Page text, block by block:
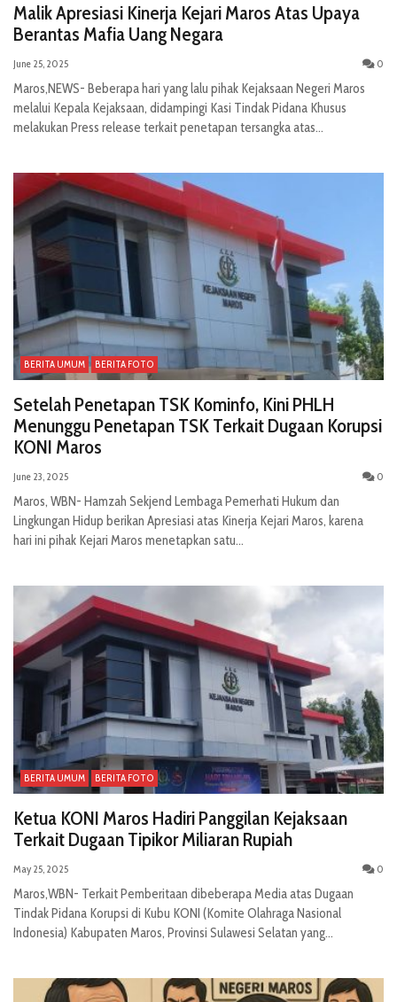
Malik Apresiasi Kinerja Kejari Maros Atas Upaya
Berantas Mafia Uang Negara
June 25, 2025 0
Maros,NEWS- Beberapa hari yang lalu pihak Kejaksaan Negeri Maros
melalui Kepala Kejaksaan, didampingi Kasi Tindak Pidana Khusus
melakukan Press release terkait penetapan tersangka atas...
BERITA UMUM BERITA FOTO
Setelah Penetapan TSK Kominfo, Kini PHLH
Menunggu Penetapan TSK Terkait Dugaan Korupsi
KONI Maros
June 23, 2025 0
Maros, WBN- Hamzah Sekjend Lembaga Pemerhati Hukum dan
Lingkungan Hidup berikan Apresiasi atas Kinerja Kejari Maros, karena
hari ini pihak Kejari Maros menetapkan satu...
BERITA UMUM BERITA FOTO
Ketua KONI Maros Hadiri Panggilan Kejaksaan
Terkait Dugaan Tipikor Miliaran Rupiah
May 25, 2025 0
Maros,WBN- Terkait Pemberitaan dibeberapa Media atas Dugaan
Tindak Pidana Korupsi di Kubu KONI (Komite Olahraga Nasional
Indonesia) Kabupaten Maros, Provinsi Sulawesi Selatan yang...